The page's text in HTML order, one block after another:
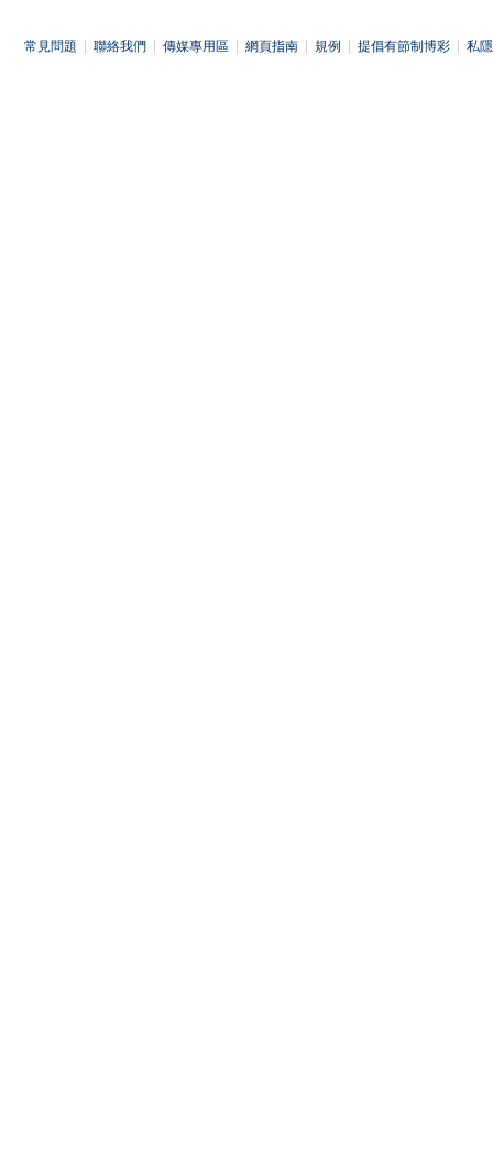
常見問題 聯絡我們 傳媒專用區 網頁指南 規例 提倡有節制博彩 私